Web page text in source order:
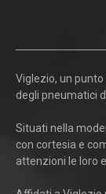
Viglezio, un
degli pneumatici
Situati nella
con cortesia e
attenzioni le loro